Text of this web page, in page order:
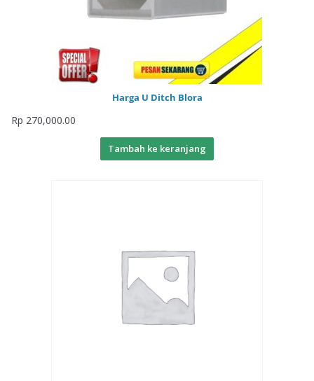
Harga U Ditch Blora
Rp 270,000.00
Tambah ke keranjang